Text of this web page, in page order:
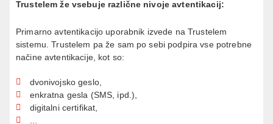
Trustelem že vsebuje različne nivoje avtentikacij:
Primarno avtentikacijo uporabnik izvede na Trustelem
sistemu. Trustelem pa že sam po sebi podpira vse potrebne
načine avtentikacije, kot so:
dvonivojsko geslo,
enkratna gesla (SMS, ipd.),
digitalni certifikat,